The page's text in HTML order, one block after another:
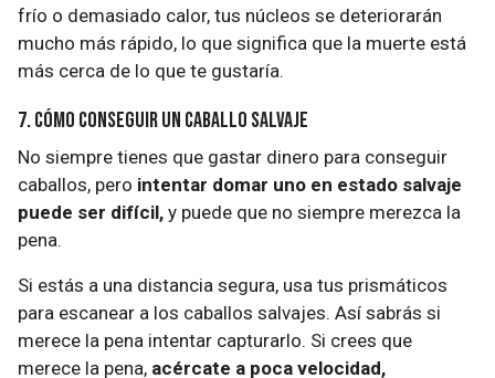
frío o demasiado calor, tus núcleos se deteriorarán
mucho más rápido, lo que significa que la muerte está
más cerca de lo que te gustaría.
7. Cómo conseguir un caballo salvaje
No siempre tienes que gastar dinero para conseguir
caballos, pero intentar domar uno en estado salvaje
puede ser difícil, y puede que no siempre merezca la
pena.
Si estás a una distancia segura, usa tus prismáticos
para escanear a los caballos salvajes. Así sabrás si
merece la pena intentar capturarlo. Si crees que
merece la pena, acércate a poca velocidad,